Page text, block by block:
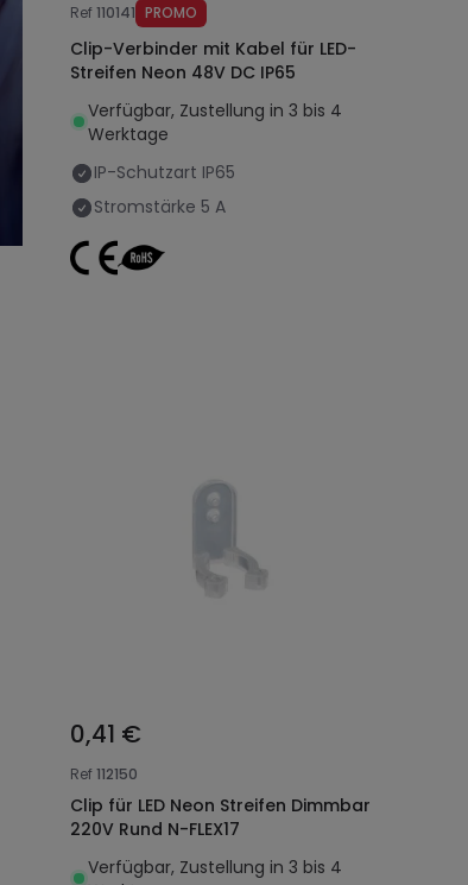
Ref110141 PROMO
Clip-Verbinder mit Kabel für LED-
Streifen Neon 48V DC IP65
Verfügbar, Zustellung in 3 bis 4
Werktage
IP-Schutzart IP65
Stromstärke 5 A
0,41 €
Ref112150
Clip für LED Neon Streifen Dimmbar
220V Rund N-FLEX17
Verfügbar, Zustellung in 3 bis 4